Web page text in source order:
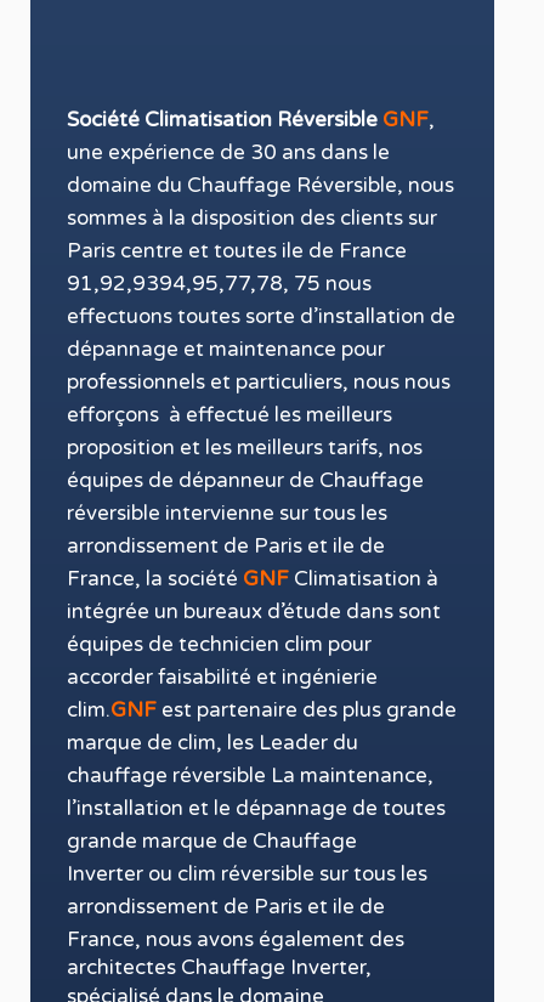
Société Climatisation Réversible GNF,
une expérience de 30 ans dans le
domaine du Chauffage Réversible, nous
sommes à la disposition des clients sur
Paris centre et toutes ile de France
91,92,9394,95,77,78, 75 nous
effectuons toutes sorte d’installation de
dépannage et maintenance pour
professionnels et particuliers, nous nous
efforçons à effectué les meilleurs
proposition et les meilleurstarifs, nos
équipes de dépanneur de Chauffage
réversible intervienne sur tous les
arrondissement de Paris et ile de
France, la société GNF Climatisation à
intégrée un bureaux d’étude dans sont
équipes de technicien clim pour
accorder faisabilité et ingénierie
clim.GNF est partenaire des plus grande
marque de clim, les Leader du
chauffage réversible La maintenance,
l’installation et le dépannage de toutes
grande marque de Chauffage
Inverter ou clim réversible sur tous les
arrondissement de Paris et ile de
France, nous avons également des
architectes Chauffage Inverter,
spécialisé dans le domaine